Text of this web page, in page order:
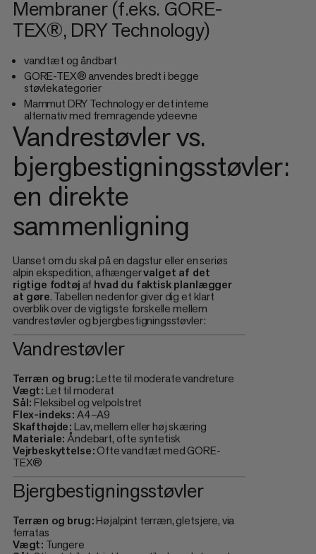
Membraner (f.eks. GORE-
TEX®, DRY Technology)
vandtæt og åndbart
GORE-TEX® anvendes bredt i begge
støvlekategorier
Mammut DRY Technology er det interne
alternativ med fremragende ydeevne
Vandrestøvler vs.
bjergbestigningsstøvler:
en direkte
sammenligning
Uanset om du skal på en dagstur eller en seriøs
alpin ekspedition, afhængervalget af det
rigtige fodtøj af hvad du faktisk planlægger
at gøre. Tabellen nedenfor giver dig et klart
overblik over de vigtigste forskelle mellem
vandrestøvler og bjergbestigningsstøvler:
Vandrestøvler
Terræn og brug:Lette til moderate vandreture
Vægt:Let til moderat
Sål:Fleksibel og velpolstret
Flex-indeks:A4–A9
Skafthøjde:Lav, mellem eller høj skæring
Materiale:Åndebart, ofte syntetisk
Vejrbeskyttelse:Ofte vandtæt med GORE-
TEX®
Bjergbestigningsstøvler
Terræn og brug:Højalpint terræn, gletsjere, via
ferratas
Vægt: Tungere